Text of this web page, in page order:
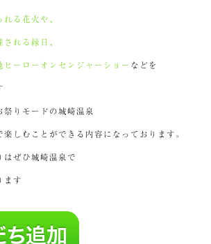
る花火や、
れる縁日、
ーローオンセンジャーショー などを
りモードの城崎温泉
しむことができる内容になっております。
はぜひ城崎温泉で
ます